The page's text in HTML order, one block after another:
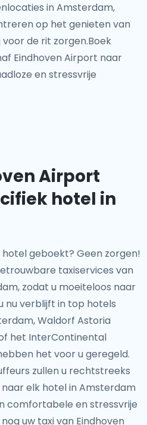
in Amsterdam,
op het genieten van
de rit zorgen.Boek
Eindhoven Airport naar
en stressvrije
Airport
hotel in
geboekt? Geen zorgen!
taxiservices van
zodat u moeiteloos naar
nu verblijft in top hotels
Waldorf Astoria
het InterContinental
het voor u geregeld.
zullen u rechtstreeks
elk hotel in Amsterdam
comfortabele en stressvrije
uw taxi van Eindhoven